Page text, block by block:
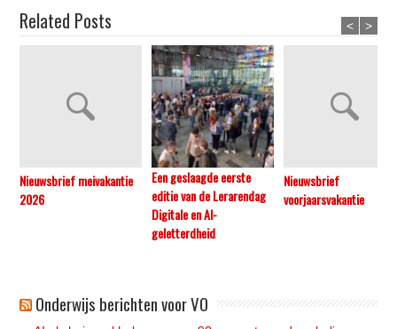
Related Posts
Nieuwsbrief meivakantie
2026
Een geslaagde eerste
editie van de Lerarendag
Digitale en AI-
geletterdheid
Nieuwsbrief
voorjaarsvakantie
< >
Onderwijs berichten voor VO